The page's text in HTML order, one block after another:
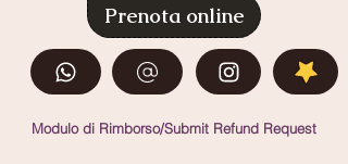
Prenota online
Modulo di Rimborso/Submit Refund Request